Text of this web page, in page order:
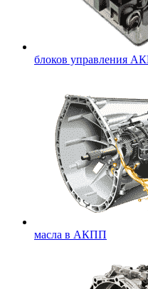
блоков управления
масла в АКПП